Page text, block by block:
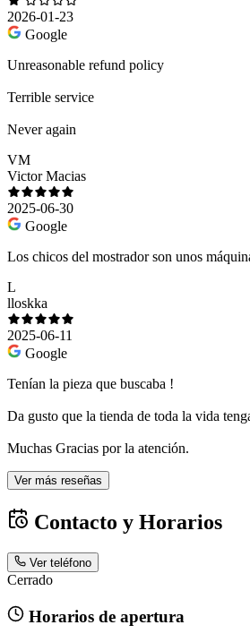
2026-01-23
Google
Unreasonable refund policy
Terrible service
Never again
VM
Victor Macias
2025-06-30
Google
Los chicos del mostrador son unos
L
lloskka
2025-06-11
Google
Tenían la pieza que buscaba !
Da gusto que la tienda de toda la vida
Muchas Gracias por la atención.
Ver más reseñas
Contacto y Horarios
Ver teléfono
Cerrado
Horarios de apertura